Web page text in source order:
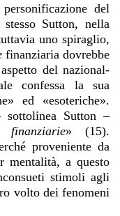
del
Sutton, nella
uno spiraglio,
finanziaria dovrebbe
del nazional-
confessa la sua
ed «esoteriche».
sottolinea Sutton –
» (15).
proveniente da
mentalità, a questo
stimoli agli
volto dei fenomeni